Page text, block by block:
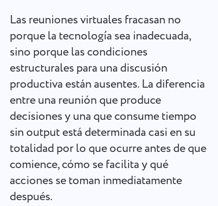
Deutsch
English
Español
Français
עברית
हिन्दी
Italiano
Las reuniones virtuales fracasan no
porque la tecnología sea inadecuada,
sino porque las condiciones
estructurales para una discusión
productiva están ausentes. La diferencia
entre una reunión que produce
decisiones y una que consume tiempo
sin output está determinada casi en su
totalidad por lo que ocurre antes de que
comience, cómo se facilita y qué
acciones se toman inmediatamente
después.
Rastrear el tiempo de las tareas, supervisar a los compañeros
y agregar tiempo manualmente.
Tareas
Cree una tarea, trabaje con compañeros y ciérrela cuando
esté completa
Informes
Distribuya recursos usando informes sobre el tiempo
dedicado a cada proyecto
Tablero Kanban
Gestione las tareas en el tablero Kanban, filtre tareas y
amplíe su tablero.